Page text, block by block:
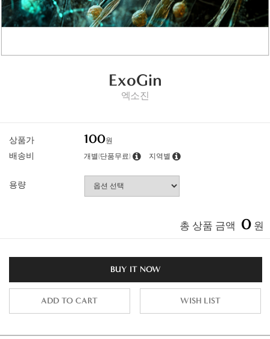
ExoGin
엑소진
상품가 100원
배송비 개별(단품무료) 지역별
용량
총 상품 금액 0 원
BUY IT NOW
ADD TO CART WISH LIST